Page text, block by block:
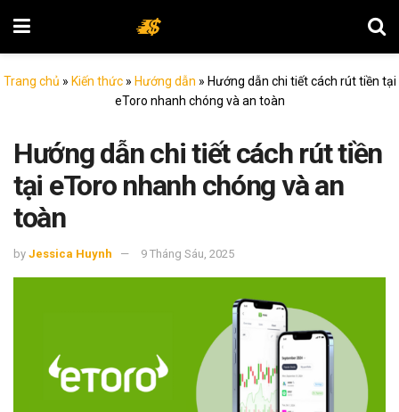
Trang chủ » Kiến thức» Hướng dẫn » Hướng dẫn chi tiết cách rút tiền tại
eToro nhanh chóng và an toàn
Hướng dẫn chi tiết cách rút tiền
tại eToro nhanh chóng và an
toàn
by Jessica Huynh 9 Tháng Sáu, 2025